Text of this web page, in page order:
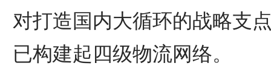
对打造国内大循环的战略支
已构建起四级物流网络。